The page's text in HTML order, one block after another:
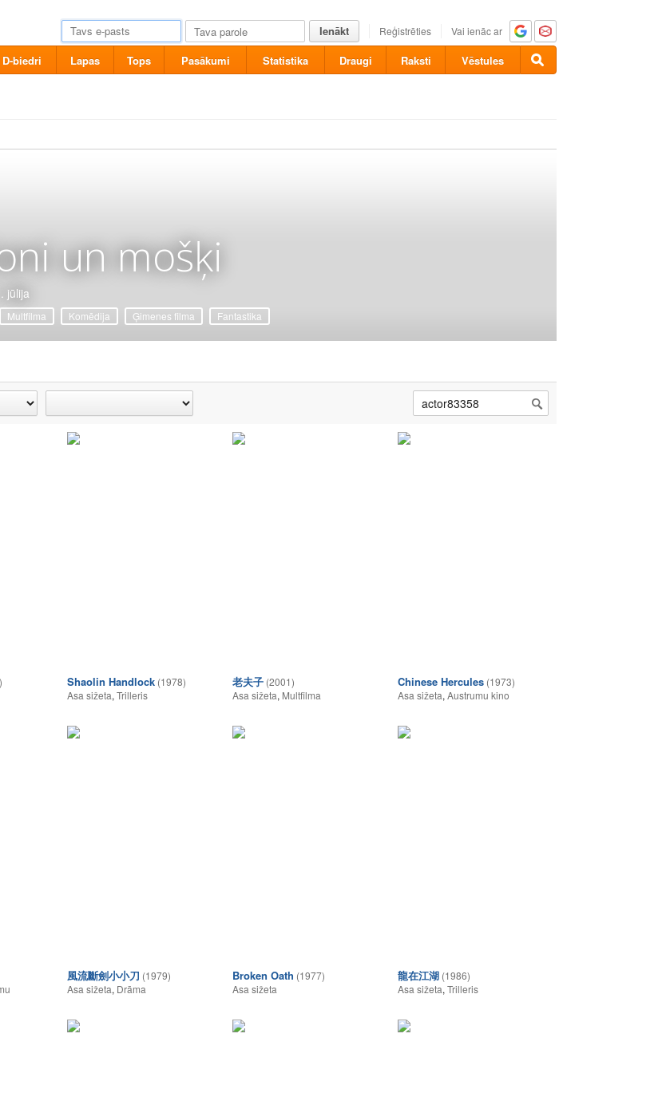
Ienākt Reģistrēties Vai ienāc ar
D-biedri Lapas Tops Pasākumi Statistika Draugi Raksti Vēstules
un mošķi
jūlija
Multfilma Komēdija Ģimenes filma Fantastika
Shaolin Handlock (1978)
Asa sižeta, Trilleris
老夫子 (2001)
Asa sižeta, Multfilma
Chinese Hercules (1973)
Asa sižeta, Austrumu kino
風流斷劍小小刀 (1979)
Asa sižeta, Drāma
Broken Oath (1977)
Asa sižeta
龍在江湖 (1986)
Asa sižeta, Trilleris